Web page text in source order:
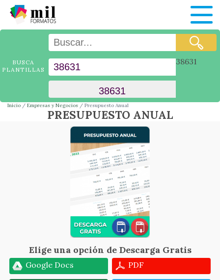
BUSCA
PLANTILLAS
38631
Inicio Empresas y Negocios Presupuesto Anual
PRESUPUESTO ANUAL
Elige una opción de Descarga Gratis
Google Docs PDF